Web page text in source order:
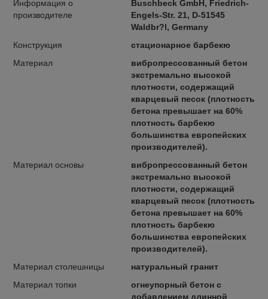
Информация о
производителе
Buschbeck GmbH, Friedrich-
Engels-Str. 21, D-51545
Waldbr?l, Germany
Конструкция
стационарное барбекю
Материал
вибропрессованный бетон
экстремально высокой
плотности, содержащий
кварцевый песок (плотность
бетона превышает на 60%
плотность барбекю
большинства европейских
производителей).
Материал основы
вибропрессованный бетон
экстремально высокой
плотности, содержащий
кварцевый песок (плотность
бетона превышает на 60%
плотность барбекю
большинства европейских
производителей).
Материал столешницы
натуральный гранит
Материал топки
огнеупорный бетон с
добавлением длинной